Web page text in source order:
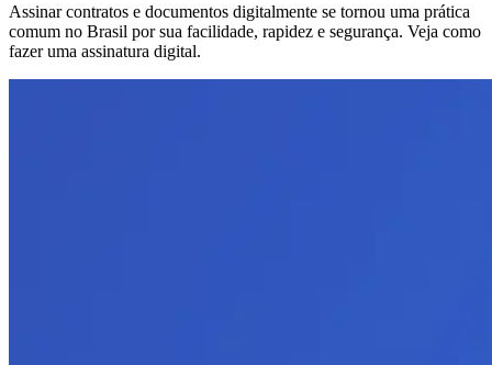
Assinar contratos e documentos digitalmente se tornou uma prática
comum no Brasil por sua facilidade, rapidez e segurança. Veja como
fazer uma assinatura digital.